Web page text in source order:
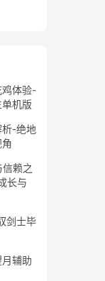
鸡体验-
机版
-绝地
赖之
长与
剑士毕
辅助